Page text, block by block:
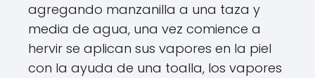
agregando manzanilla a una taza y
media de agua, una vez comience a
hervir se aplican sus vapores en la piel
con la ayuda de una toalla, los vapores